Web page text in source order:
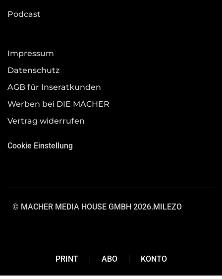
Podcast
Impressum
Datenschutz
AGB für Inseratkunden
Werben bei DIE MACHER
Vertrag widerrufen
Cookie Einstellung
© MACHER MEDIA HOUSE GMBH 2026.MILEZO
PRINT ABO KONTO